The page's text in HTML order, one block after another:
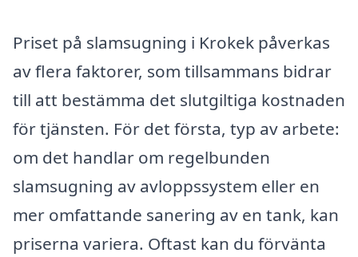
Priset på slamsugning i Krokek påverkas
av flera faktorer, som tillsammans bidrar
till att bestämma det slutgiltiga kostnaden
för tjänsten. För det första, typ av arbete:
om det handlar om regelbunden
slamsugning av avloppssystem eller en
mer omfattande sanering av en tank, kan
priserna variera. Oftast kan du förvänta